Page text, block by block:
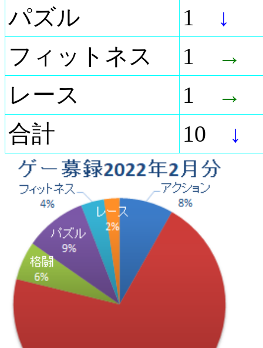
パズル
1
↓
フィットネス
1
→
レース
1
→
合計
10 ↓